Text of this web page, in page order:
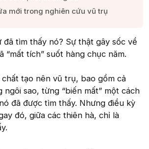
mới trong nghiên cứu vũ trụ​
đã tìm thấy nó? Sự thật gây sốc về
“mất tích” suốt hàng chục năm.
tạo nên vũ trụ, bao gồm cả
ngôi sao, từng “biến mất” một cách
đã được tìm thấy. Nhưng điều kỳ
đó, giữa các thiên hà, chỉ là